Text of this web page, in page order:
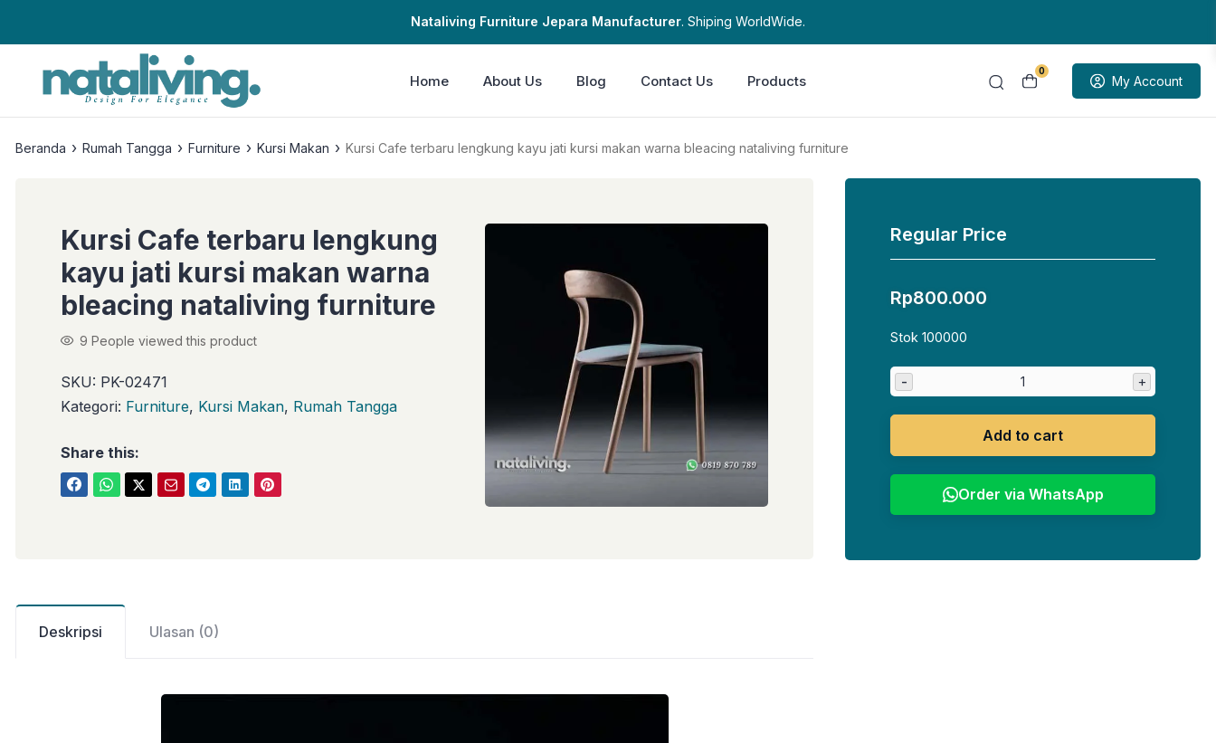
Nataliving Furniture Jepara Manufacturer. Shiping WorldWide.
0
My Account
Home About Us Blog Contact Us Products
Beranda › Rumah Tangga › Furniture › Kursi Makan › Kursi Cafe terbaru lengkung kayu jati kursi makan warna bleacing nataliving furniture
Kursi Cafe terbaru lengkung
kayu jati kursi makan warna
bleacing nataliving furniture
9 People viewed this product
SKU: PK-02471
Kategori: Furniture, Kursi Makan, Rumah Tangga
Share this:
Deskripsi Ulasan (0)
Regular Price
Rp800.000
Stok 100000
- +
Add to cart
Order via WhatsApp